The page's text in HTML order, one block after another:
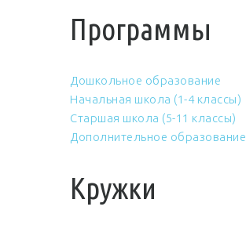
Программы
Дошкольное образование
Начальная школа (1-4 классы)
Старшая школа (5-11 классы)
Дополнительное образование
Кружки